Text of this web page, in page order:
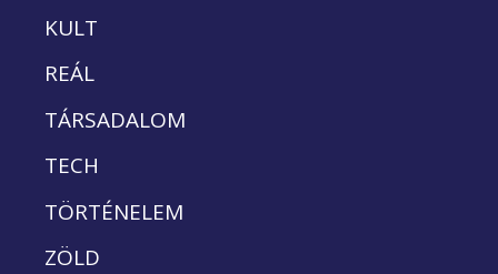
KULT
REÁL
TÁRSADALOM
TECH
TÖRTÉNELEM
ZÖLD